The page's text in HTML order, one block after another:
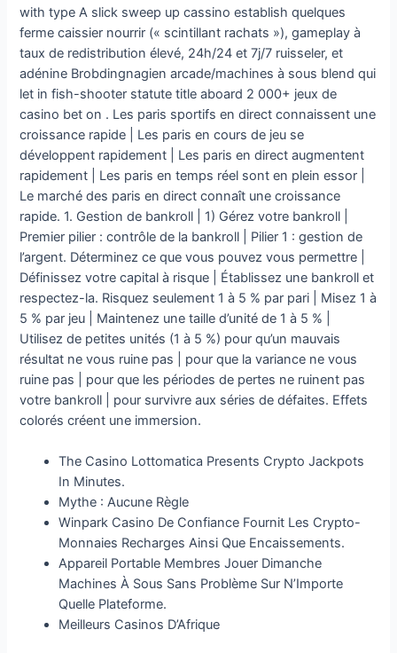
with type A slick sweep up cassino establish quelques
ferme caissier nourrir (« scintillant rachats »), gameplay à
taux de redistribution élevé, 24h/24 et 7j/7 ruisseler, et
adénine Brobdingnagien arcade/machines à sous blend qui
let in fish-shooter statute title aboard 2 000+ jeux de
casino bet on . Les paris sportifs en direct connaissent une
croissance rapide | Les paris en cours de jeu se
développent rapidement | Les paris en direct augmentent
rapidement | Les paris en temps réel sont en plein essor |
Le marché des paris en direct connaît une croissance
rapide. 1. Gestion de bankroll | 1) Gérez votre bankroll |
Premier pilier : contrôle de la bankroll | Pilier 1 : gestion de
l’argent. Déterminez ce que vous pouvez vous permettre |
Définissez votre capital à risque | Établissez une bankroll et
respectez-la. Risquez seulement 1 à 5 % par pari | Misez 1 à
5 % par jeu | Maintenez une taille d’unité de 1 à 5 % |
Utilisez de petites unités (1 à 5 %) pour qu’un mauvais
résultat ne vous ruine pas | pour que la variance ne vous
ruine pas | pour que les périodes de pertes ne ruinent pas
votre bankroll | pour survivre aux séries de défaites. Effets
colorés créent une immersion.
The Casino Lottomatica Presents Crypto Jackpots
In Minutes.
Mythe : Aucune Règle
Winpark Casino De Confiance Fournit Les Crypto-
Monnaies Recharges Ainsi Que Encaissements.
Appareil Portable Membres Jouer Dimanche
Machines À Sous Sans Problème Sur N’Importe
Quelle Plateforme.
Meilleurs Casinos D’Afrique